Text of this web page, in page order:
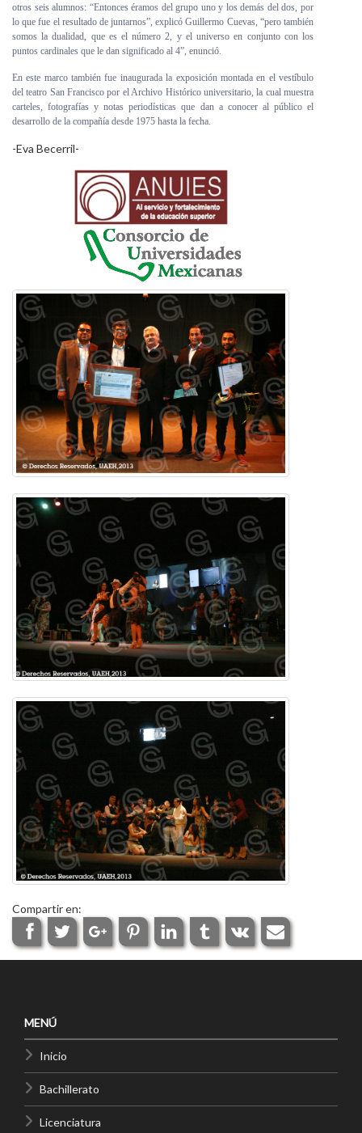
otros seis alumnos: “Entonces éramos del grupo uno y los demás del dos, por
lo que fue el resultado de juntarnos”, explicó Guillermo Cuevas, “pero también
somos la dualidad, que es el número 2, y el universo en conjunto con los
puntos cardinales que le dan significado al 4”, enunció.
En este marco también fue inaugurada la exposición montada en el vestíbulo
del teatro San Francisco por el Archivo Histórico universitario, la cual muestra
carteles, fotografías y notas periodísticas que dan a conocer al público el
desarrollo de la compañía desde 1975 hasta la fecha.
-Eva Becerril-
Compartir en:
MENÚ
Inicio
Bachillerato
Licenciatura